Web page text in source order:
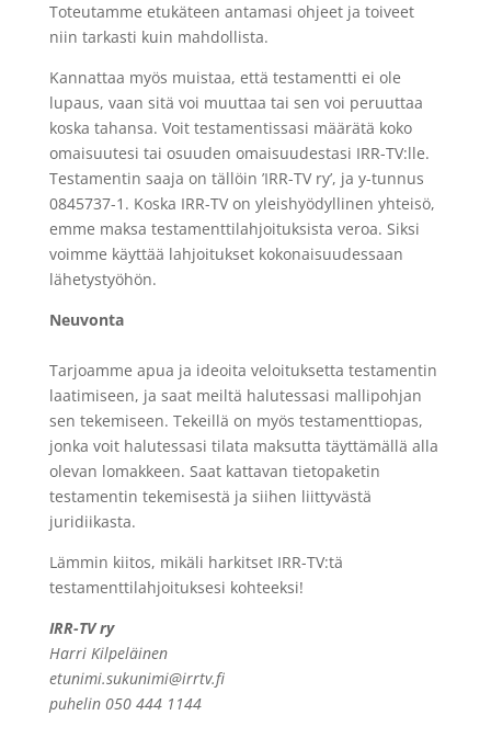
Toteutamme etukäteen antamasi ohjeet ja toiveet
niin tarkasti kuin mahdollista.
Kannattaa myös muistaa, että testamentti ei ole
lupaus, vaan sitä voi muuttaa tai sen voi peruuttaa
koska tahansa. Voit testamentissasi määrätä koko
omaisuutesi tai osuuden omaisuudestasi IRR-TV:lle.
Testamentin saaja on tällöin ’IRR-TV ry’, ja y-tunnus
0845737-1. Koska IRR-TV on yleishyödyllinen yhteisö,
emme maksa testamenttilahjoituksista veroa. Siksi
voimme käyttää lahjoitukset kokonaisuudessaan
lähetystyöhön.
Neuvonta
Tarjoamme apua ja ideoita veloituksetta testamentin
laatimiseen, ja saat meiltä halutessasi mallipohjan
sen tekemiseen. Tekeillä on myös testamenttiopas,
jonka voit halutessasi tilata maksutta täyttämällä alla
olevan lomakkeen. Saat kattavan tietopaketin
testamentin tekemisestä ja siihen liittyvästä
juridiikasta.
Lämmin kiitos, mikäli harkitset IRR-TV:tä
testamenttilahjoituksesi kohteeksi!
IRR-TV ry
Harri Kilpeläinen​
etunimi.sukunimi@irrtv.fi
puhelin 050 444 1144